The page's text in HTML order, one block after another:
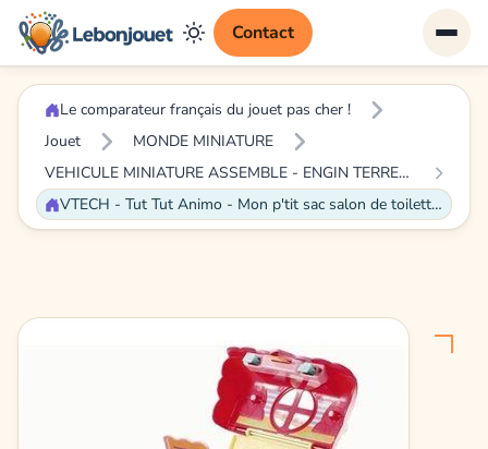
Contact
Le comparateur français du jouet pas cher !
Jouet
MONDE MINIATURE
VEHICULE MINIATURE ASSEMBLE - ENGIN TERRESTRE MINIATURE ASSEMBLE
VTECH - Tut Tut Animo - Mon p'tit sac salon de toilettage (+Bijou le caniche à frou-frou)